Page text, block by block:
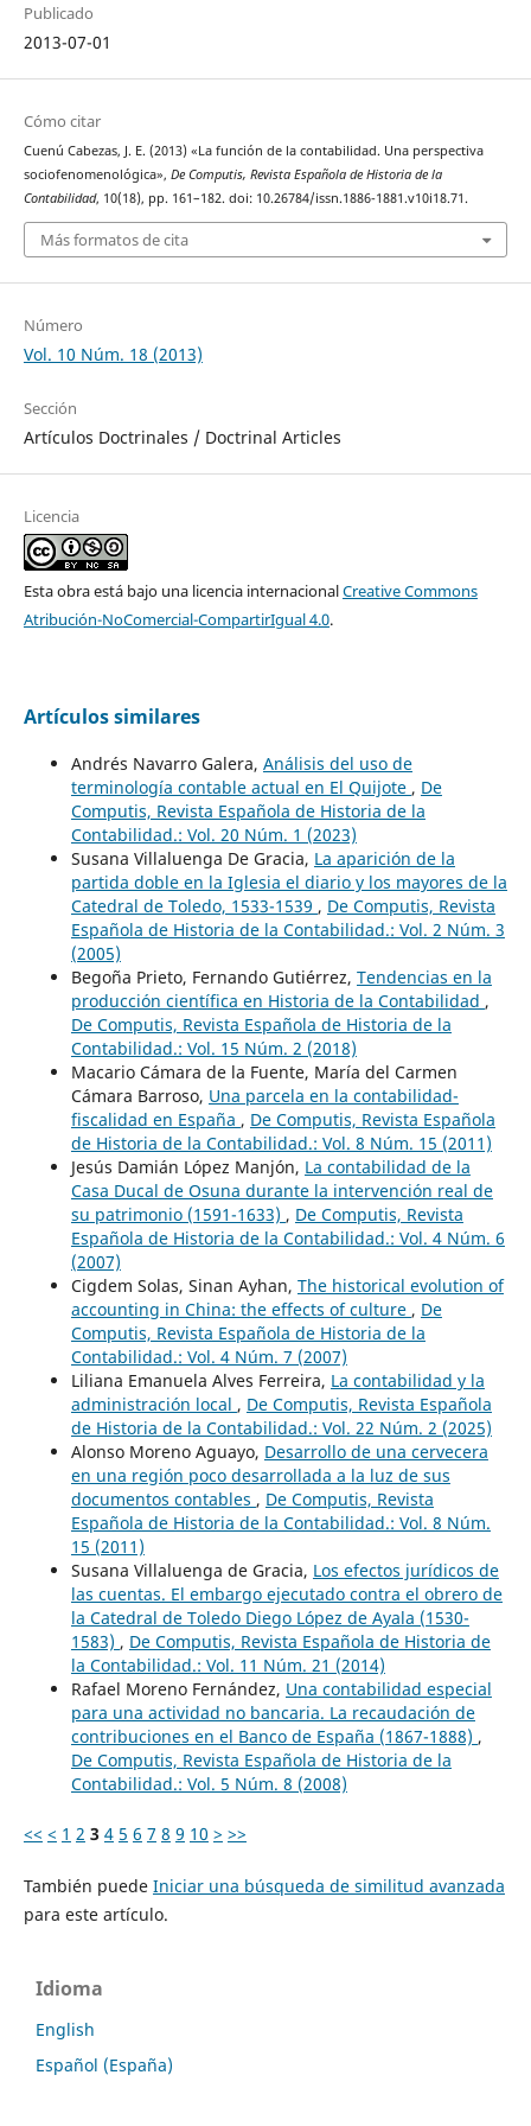
Publicado
2013-07-01
Cómo citar
Cuenú Cabezas, J. E. (2013) «La función de la contabilidad. Una perspectiva
sociofenomenológica», De Computis, Revista Española de Historia de la
Contabilidad, 10(18), pp. 161–182. doi: 10.26784/issn.1886-1881.v10i18.71.
Más formatos de cita
Número
Vol. 10 Núm. 18 (2013)
Sección
Artículos Doctrinales / Doctrinal Articles
Licencia
Esta obra está bajo una licencia internacionalCreative Commons
Atribución-NoComercial-CompartirIgual 4.0.
Artículos similares
Andrés Navarro Galera, Análisis del uso de
terminología contable actual en El Quijote , De
Computis, Revista Española de Historia de la
Contabilidad.: Vol. 20 Núm. 1 (2023)
Susana Villaluenga De Gracia, La aparición de la
partida doble en la Iglesia el diario y los mayores de la
Catedral de Toledo, 1533-1539 , De Computis, Revista
Española de Historia de la Contabilidad.: Vol. 2 Núm. 3
(2005)
Begoña Prieto, Fernando Gutiérrez, Tendencias en la
producción científica en Historia de la Contabilidad ,
De Computis, Revista Española de Historia de la
Contabilidad.: Vol. 15 Núm. 2 (2018)
Macario Cámara de la Fuente, María del Carmen
Cámara Barroso, Una parcela en la contabilidad-
fiscalidad en España , De Computis, Revista Española
de Historia de la Contabilidad.: Vol. 8 Núm. 15 (2011)
Jesús Damián López Manjón, La contabilidad de la
Casa Ducal de Osuna durante la intervención real de
su patrimonio (1591-1633) , De Computis, Revista
Española de Historia de la Contabilidad.: Vol. 4 Núm. 6
(2007)
Cigdem Solas, Sinan Ayhan, The historical evolution of
accounting in China: the effects of culture , De
Computis, Revista Española de Historia de la
Contabilidad.: Vol. 4 Núm. 7 (2007)
Liliana Emanuela Alves Ferreira, La contabilidad y la
administración local , De Computis, Revista Española
de Historia de la Contabilidad.: Vol. 22 Núm. 2 (2025)
Alonso Moreno Aguayo, Desarrollo de una cervecera
en una región poco desarrollada a la luz de sus
documentos contables , De Computis, Revista
Española de Historia de la Contabilidad.: Vol. 8 Núm.
15 (2011)
Susana Villaluenga de Gracia, Los efectos jurídicos de
las cuentas. El embargo ejecutado contra el obrero de
la Catedral de Toledo Diego López de Ayala (1530-
1583) , De Computis, Revista Española de Historia de
la Contabilidad.: Vol. 11 Núm. 21 (2014)
Rafael Moreno Fernández, Una contabilidad especial
para una actividad no bancaria. La recaudación de
contribuciones en el Banco de España (1867-1888) ,
De Computis, Revista Española de Historia de la
Contabilidad.: Vol. 5 Núm. 8 (2008)
<< < 1 2 3 4 5 6 7 8 9 10 > >>
También puede Iniciar una búsqueda de similitud avanzada
para este artículo.
Idioma
English
Español (España)